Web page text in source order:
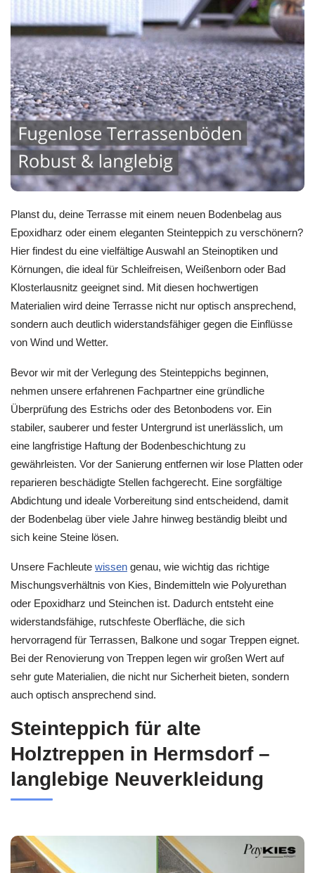
Planst du, deine Terrasse mit einem neuen Bodenbelag aus
Epoxidharz oder einem eleganten Steinteppich zu verschönern?
Hier findest du eine vielfältige Auswahl an Steinoptiken und
Körnungen, die ideal für Schleifreisen, Weißenborn oder Bad
Klosterlausnitz geeignet sind. Mit diesen hochwertigen
Materialien wird deine Terrasse nicht nur optisch ansprechend,
sondern auch deutlich widerstandsfähiger gegen die Einflüsse
von Wind und Wetter.
Bevor wir mit der Verlegung des Steinteppichs beginnen,
nehmen unsere erfahrenen Fachpartner eine gründliche
Überprüfung des Estrichs oder des Betonbodens vor. Ein
stabiler, sauberer und fester Untergrund ist unerlässlich, um
eine langfristige Haftung der Bodenbeschichtung zu
gewährleisten. Vor der Sanierung entfernen wir lose Platten oder
reparieren beschädigte Stellen fachgerecht. Eine sorgfältige
Abdichtung und ideale Vorbereitung sind entscheidend, damit
der Bodenbelag über viele Jahre hinweg beständig bleibt und
sich keine Steine lösen.
Unsere Fachleute wissen genau, wie wichtig das richtige
Mischungsverhältnis von Kies, Bindemitteln wie Polyurethan
oder Epoxidharz und Steinchen ist. Dadurch entsteht eine
widerstandsfähige, rutschfeste Oberfläche, die sich
hervorragend für Terrassen, Balkone und sogar Treppen eignet.
Bei der Renovierung von Treppen legen wir großen Wert auf
sehr gute Materialien, die nicht nur Sicherheit bieten, sondern
auch optisch ansprechend sind.
Steinteppich für alte
Holztreppen in Hermsdorf –
langlebige Neuverkleidung